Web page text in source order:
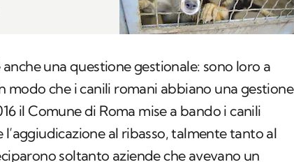
anche una questione gestionale: sono loro a
modo che i canili romani abbiano una gestione
il Comune di Roma mise a bando i canili
l’aggiudicazione al ribasso, talmente tanto al
soltanto aziende che avevano un